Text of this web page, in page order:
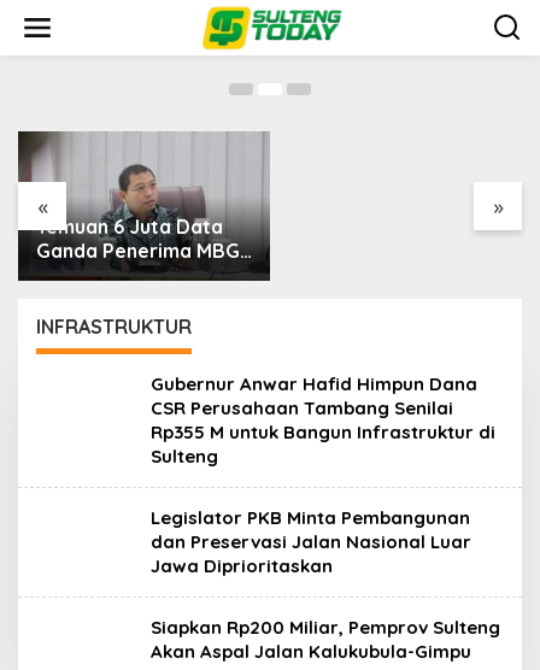
konten
Preservasi Jalan Nasional Luar Jawa
Diprioritaskan
Jumat, 22 Agustus 2025
« »
Temuan 6 Juta Data
Ganda Penerima MBG,
Komisi IX: Tindak
Pemerintah Diminta
Mengkaji Rencana
INFRASTRUKTUR
Gubernur Anwar Hafid Himpun Dana
CSR Perusahaan Tambang Senilai
Rp355 M untuk Bangun Infrastruktur di
Sulteng
Legislator PKB Minta Pembangunan
dan Preservasi Jalan Nasional Luar
Jawa Diprioritaskan
Siapkan Rp200 Miliar, Pemprov Sulteng
Akan Aspal Jalan Kalukubula-Gimpu